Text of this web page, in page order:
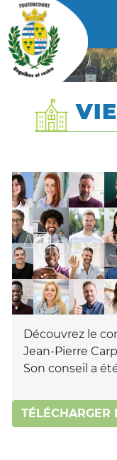
Découvrez le
Jean-Pierre
Son conseil a
TÉLÉCHARGER